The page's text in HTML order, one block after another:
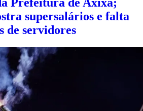
supersalários e falta
de servidores